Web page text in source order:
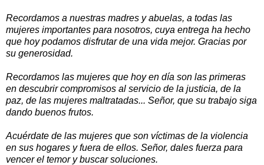
Recordamos a nuestras madres y abuelas, a todas las
mujeres importantes para nosotros, cuya entrega ha hecho
que hoy podamos disfrutar de una vida mejor. Gracias por
su generosidad.
Recordamos las mujeres que hoy en día son las primeras
en descubrir compromisos al servicio de la justicia, de la
paz, de las mujeres maltratadas... Señor, que su trabajo siga
dando buenos frutos.
Acuérdate de las mujeres que son víctimas de la violencia
en sus hogares y fuera de ellos. Señor, dales fuerza para
vencer el temor y buscar soluciones.